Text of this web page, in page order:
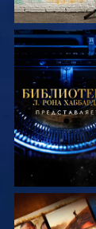
СМОТРЕТЬ
ПЕРЕДАЧИ